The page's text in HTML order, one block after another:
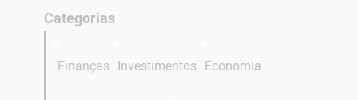
Categorias
Finanças Investimentos Economia